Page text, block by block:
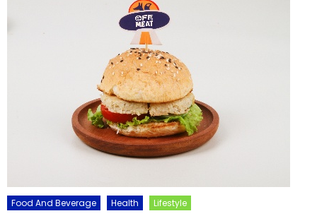
Food And Beverage Health Lifestyle